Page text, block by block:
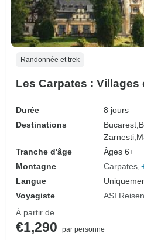
Randonnée et trek
Les Carpates : Villages
Durée
8 jours
Destinations
Bucarest,
Zarnesti,
Tranche d'âge
Âges 6+
Montagne
Carpates
Langue
Voyagiste
ASI Reisen
À partir de
€1,290 par personne